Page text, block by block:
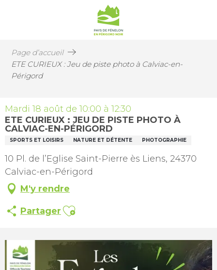
Page d’accueil
ETE CURIEUX : Jeu de piste photo à Calviac-en-
Périgord
Mardi 18 août de 10:00 à 12:30
ETE CURIEUX : JEU DE PISTE PHOTO À
CALVIAC-EN-PÉRIGORD
SPORTS ET LOISIRS NATURE ET DÉTENTE PHOTOGRAPHIE
10 Pl. de l’Eglise Saint-Pierre ès Liens, 24370
Calviac-en-Périgord
M'y rendre
Partager Ajouter aux favoris